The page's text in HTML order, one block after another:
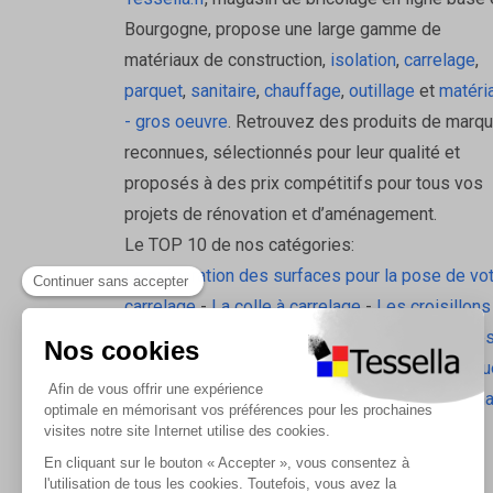
Utilisation : préventif + entretien régulier
Pourquoi choisir CALFIX ?
Parce qu’il assure une protection durable contre
Retrouvez tous les produits de la marque
Bourgogne, propose une large gamme de
matériaux de construction, isolation, carrelage,
parquet, sanitaire, chauffage, outillage et
- gros oeuvre. Retrouvez des produits de
reconnues, sélectionnés pour leur qualité et
proposés à des prix compétitifs pour tous vos
projets de rénovation et d’aménagement.
Le TOP 10 de nos catégories:
La préparation des surfaces pour la pose de
carrelage-La colle à carrelage- Les croisillons
pavilift
Le carrelage sol intérieur
Les
-L'isolation
Les accessoires d'isolation
- Radiateurs
Les tablettes de douche